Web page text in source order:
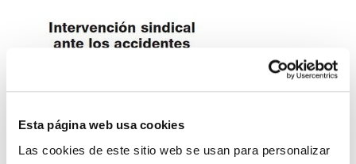
Esta página web usa cookies
Las cookies de este sitio web se usan para personalizar